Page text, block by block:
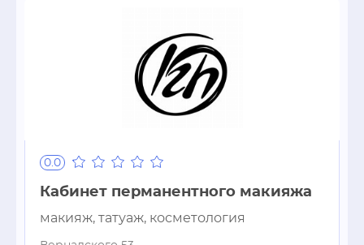
0.0
Кабинет перманентного макияжа
макияж, татуаж, косметология